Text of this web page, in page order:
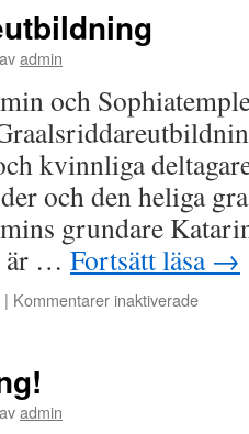
avadmin
och
kvinnliga
och den heliga
grundare
är … Fortsätt läsa →
| Kommentarer inaktiveradeför
avadmin